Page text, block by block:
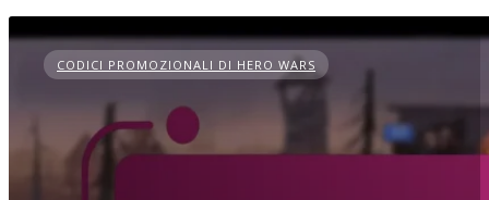
CODICI PROMOZIONALI DI HERO WARS